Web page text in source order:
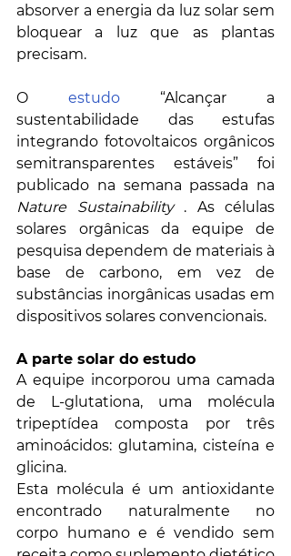
absorver a energia da luz solar sem
bloquear a luz que as plantas
precisam.
O estudo “Alcançar a
sustentabilidade das estufas
integrando fotovoltaicos orgânicos
semitransparentes estáveis” foi
Nature Sustainability . As células
solares orgânicas da equipe de
pesquisa dependem de materiais à
base de carbono, em vez de
substâncias inorgânicas usadas em
dispositivos solares convencionais.
A parte solar do estudo
A equipe incorporou uma camada
de L-glutationa, uma molécula
tripeptídea composta por três
aminoácidos: glutamina, cisteína e
glicina.
Esta molécula é um antioxidante
encontrado naturalmente no
corpo humano e é vendido sem